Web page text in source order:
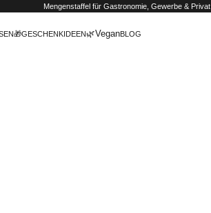
Mengenstaffel für Gastronomie, Gewerbe & Privat
🎁GESCHENKIDEEN🌿VeganBLOG